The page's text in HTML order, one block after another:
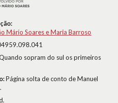
Mário Soares e Maria Barroso
sopram do sul os primeiros
Página solta de conto de Manuel